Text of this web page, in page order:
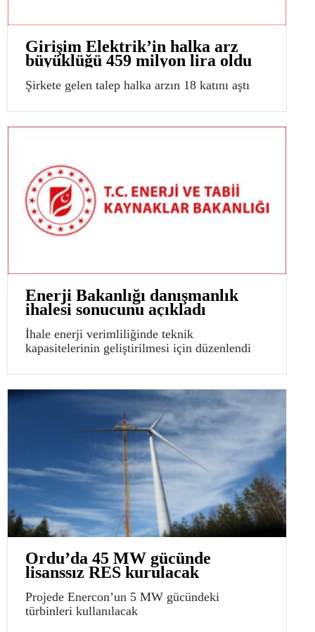
Girişim Elektrik’in halka arz
büyüklüğü 459 milyon lira oldu
Şirkete gelen talep halka arzın 18 katını aştı
Enerji Bakanlığı danışmanlık
ihalesi sonucunu açıkladı
İhale enerji verimliliğinde teknik
kapasitelerinin geliştirilmesi için düzenlendi
Ordu’da 45 MW gücünde
lisanssız RES kurulacak
Projede Enercon’un 5 MW gücündeki
türbinleri kullanılacak